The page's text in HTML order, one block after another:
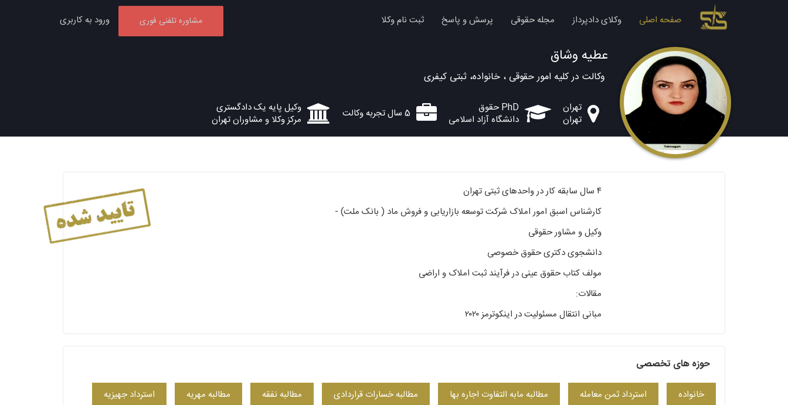
صفحه اصلی وکلای دادپرداز مجله حقوقی پرسش و پاسخ ثبت نام وکلا مشاوره تلفنی فوری ورود به کاربری
عطیه وشاق
وکالت در کلیه امور حقوقی ، خانواده، ثبتی کیفری
تهران
تهران
PhD حقوق
دانشگاه آزاد اسلامی
5 سال تجربه وکالت
وکیل پایه یک دادگستری
مرکز وکلا و مشاوران تهران
۴ سال سابقه کار در واحدهای ثبتی تهران
کارشناس اسبق امور املاک شرکت توسعه بازاریابی و فروش ماد ( بانک ملت) -
وکیل و مشاور حقوقی
دانشجوی دکتری حقوق خصوصی
مولف کتاب حقوق عینی در فرآیند ثبت املاک و اراضی
مقالات:
مبانی انتقال مسئولیت در اینکوترمز ۲۰۲۰
حوزه های تخصصی
خانواده استرداد ثمن معامله مطالبه مابه التفاوت اجاره بها مطالبه خسارات قراردادی مطالبه نفقه مطالبه مهریه استرداد جهیزیه